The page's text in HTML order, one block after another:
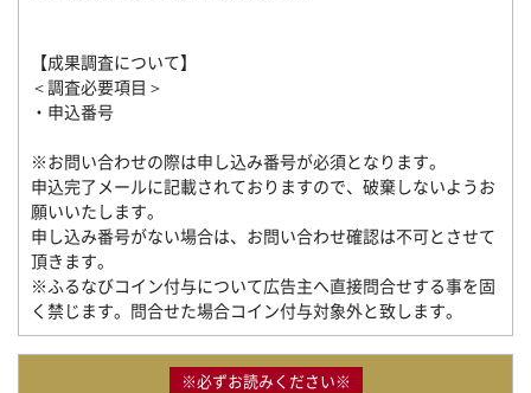
【成果調査について】
＜調査必要項目＞
・申込番号
※お問い合わせの際は申し込み番号が必須となります。
申込完了メールに記載されておりますので、破棄しないようお
願いいたします。
申し込み番号がない場合は、お問い合わせ確認は不可とさせて
頂きます。
※ふるなびコイン付与について広告主へ直接問合せする事を固
く禁じます。問合せた場合コイン付与対象外と致します。
※必ずお読みください※